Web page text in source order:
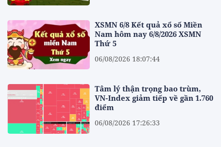
XSMN 6/8 Kết quả xổ số Miền
Nam hôm nay 6/8/2026 XSMN
Thứ 5
06/08/2026 18:07:44
Tâm lý thận trọng bao trùm,
VN-Index giảm tiếp về gần 1.760
điểm
06/08/2026 17:26:33